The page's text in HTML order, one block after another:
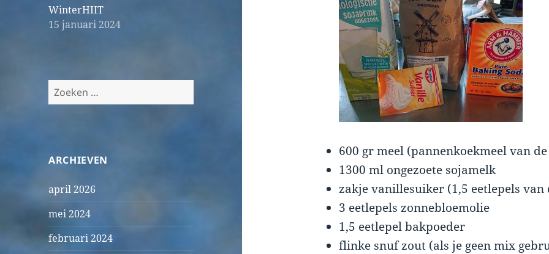
WinterHIIT
15 januari 2024
Zoeken
naar:
ARCHIEVEN
april 2026
mei 2024
februari 2024
600 gr meel (pannenkoekmeel van
1300 ml ongezoete sojamelk
zakje vanillesuiker (1,5 eetlepels van
3 eetlepels zonnebloemolie
1,5 eetlepel bakpoeder
flinke snuf zout (als je geen mix